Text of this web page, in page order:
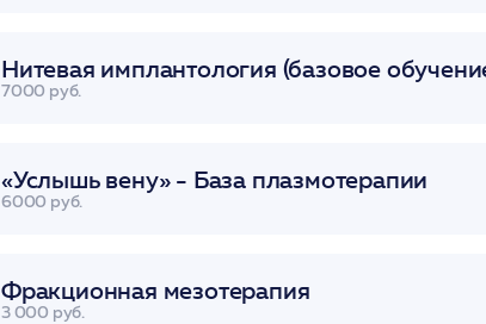
Нитевая имплантология (базовое
7000 руб.
«Услышь вену» - База плазмотерапии
6000 руб.
Фракционная мезотерапия
3 000 руб.